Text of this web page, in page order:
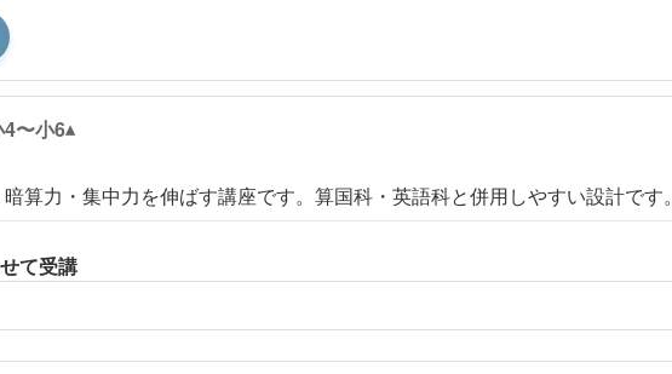
4〜小6
算力・集中力を伸ばす講座です。算国科・英語科と併用しやすい設計です
て受講